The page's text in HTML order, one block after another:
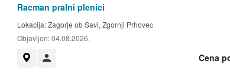
Racman pralni plenici
Lokacija:Zagorje ob Savi, Zgornji Prhovec
Objavljen:04.08.2026.
Cena